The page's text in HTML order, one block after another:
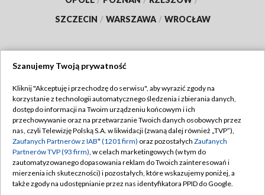
SZCZECIN / WARSZAWA / WROCŁAW
TVP
Abonament TVP
Emisja w TVP
Centrum informacji TVP
Naziemna Telewizja Cyfrowa
Regulamin TVP
Polityka prywatności
Moje zgody
Pomoc
Szanujemy Twoją prywatność
Kliknij "Akceptuję i przechodzę do serwisu", aby wyrazić zgody na
korzystanie z technologii automatycznego śledzenia i zbierania danych,
dostęp do informacji na Twoim urządzeniu końcowym i ich
przechowywanie oraz na przetwarzanie Twoich danych osobowych przez
nas, czyli Telewizję Polską S.A. w likwidacji (zwaną dalej również „TVP”),
Zaufanych Partnerów z IAB* (1201 firm) oraz pozostałych Zaufanych
Partnerów TVP (93 firm), w celach marketingowych (w tym do
zautomatyzowanego dopasowania reklam do Twoich zainteresowań i
mierzenia ich skuteczności) i pozostałych, które wskazujemy poniżej, a
także zgody na udostępnianie przez nas identyfikatora PPID do Google.